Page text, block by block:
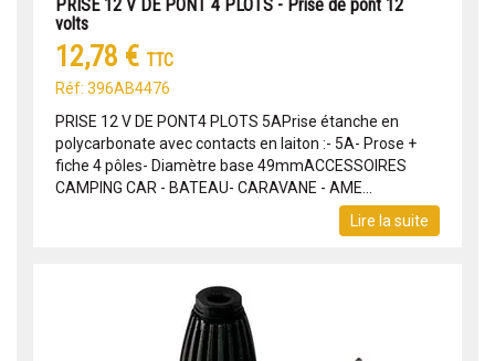
PRISE 12 V DE PONT 4 PLOTS - Prise de pont 12
volts
12,78 € TTC
Réf: 396AB4476
PRISE 12 V DE PONT4 PLOTS 5APrise étanche en
polycarbonate avec contacts en laiton :- 5A- Prose +
fiche 4 pôles- Diamètre base 49mmACCESSOIRES
CAMPING CAR - BATEAU- CARAVANE - AME...
Lire la suite